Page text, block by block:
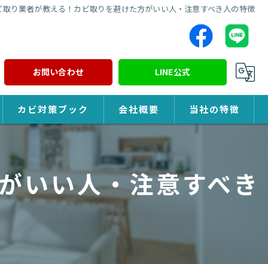
取り業者が教える！カビ取りを避けた方がいい人・注意すべき人の特徴
お問い合わせ LINE公式
カビ対策ブック 会社概要 当社の特徴
除カビ
いい人・注意すべき